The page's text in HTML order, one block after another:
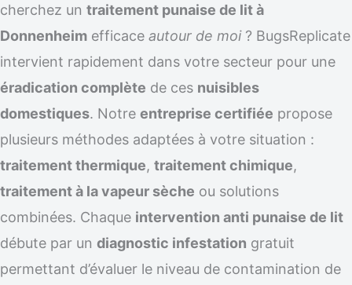
cherchez un traitement punaise de lit à
Donnenheim efficace autour de moi? BugsReplicate
intervient rapidement dans votre secteur pour une
éradication complète de ces nuisibles
domestiques. Notre entreprise certifiée propose
plusieurs méthodes adaptées à votre situation :
traitement thermique, traitement chimique,
traitement à la vapeur sèche ou solutions
combinées. Chaque intervention anti punaise de lit
débute par un diagnostic infestation gratuit
permettant d’évaluer le niveau de contamination de